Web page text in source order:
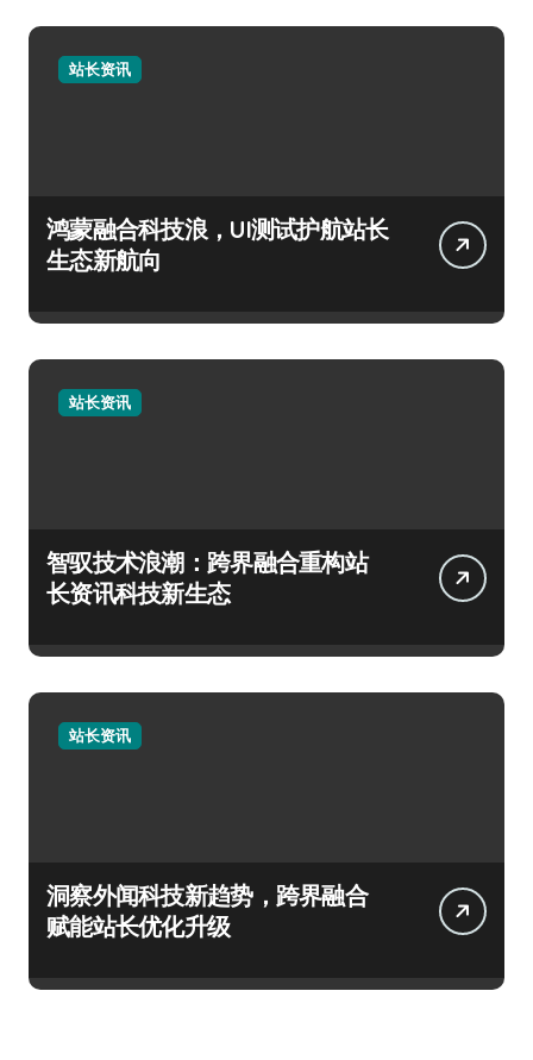
站长资讯
鸿蒙融合科技浪，UI测试护航站长
生态新航向
站长资讯
智驭技术浪潮：跨界融合重构站
长资讯科技新生态
站长资讯
洞察外闻科技新趋势，跨界融合
赋能站长优化升级